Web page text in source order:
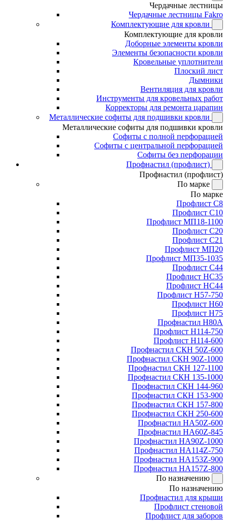
Чердачные лестницы
Чердачные лестницы Fakro
Комплектующие для кровли
Комплектующие для кровли
Доборные элементы кровли
Элементы безопасности кровли
Кровельные уплотнители
Плоский лист
Дымники
Вентиляция для кровли
Инструменты для кровельных работ
Корректоры для ремонта царапин
Металлические софиты для подшивки кровли
Металлические софиты для подшивки кровли
Софиты с полной перфорацией
Софиты с центральной перфорацией
Софиты без перфорации
Профнастил (профлист)
Профнастил (профлист)
По марке
По марке
Профлист С8
Профлист С10
Профлист МП18-1100
Профлист С20
Профлист С21
Профлист МП20
Профлист МП35-1035
Профлист С44
Профлист НС35
Профлист НС44
Профлист Н57-750
Профлист Н60
Профлист Н75
Профнастил Н80А
Профлист Н114-750
Профлист Н114-600
Профнастил СКН 50Z-600
Профнастил СКН 90Z-1000
Профнастил СКН 127-1100
Профнастил СКН 135-1000
Профнастил СКН 144-960
Профнастил СКН 153-900
Профнастил СКН 157-800
Профнастил СКН 250-600
Профнастил НА50Z-600
Профнастил НА60Z-845
Профнастил НА90Z-1000
Профнастил НА114Z-750
Профнастил НА153Z-900
Профнастил НА157Z-800
По назначению
По назначению
Профнастил для крыши
Профлист стеновой
Профлист для заборов